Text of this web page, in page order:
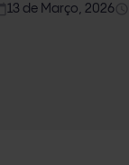
access_time
13 de Março, 2026